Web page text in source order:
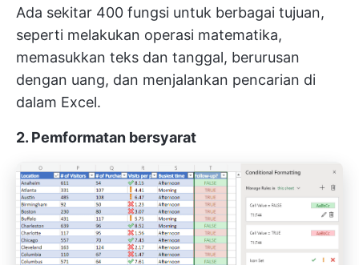
Ada sekitar 400 fungsi untuk berbagai tujuan,
seperti melakukan operasi matematika,
memasukkan teks dan tanggal, berurusan
dengan uang, dan menjalankan pencarian di
dalam Excel.
2. Pemformatan bersyarat